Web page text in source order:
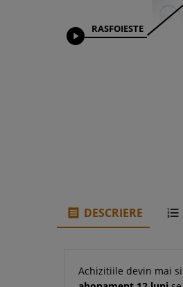

RASFOIESTE
 DESCRIERE 
Achizitiile devin mai